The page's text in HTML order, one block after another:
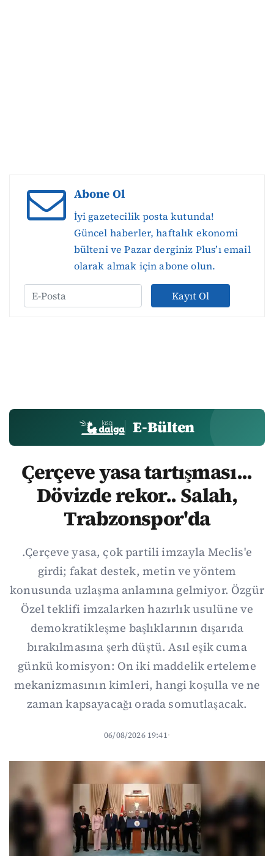
Abone Ol
İyi gazetecilik posta kutunda!
Güncel haberler, haftalık ekonomi
bülteni ve Pazar derginiz Plus’ı email
olarak almak için abone olun.
Kayıt Ol
E-Bülten
Çerçeve yasa tartışması...
Dövizde rekor.. Salah,
Trabzonspor'da
.Çerçeve yasa, çok partili imzayla Meclis'e
girdi; fakat destek, metin ve yöntem
konusunda uzlaşma anlamına gelmiyor. Özgür
Özel teklifi imzalarken hazırlık usulüne ve
demokratikleşme başlıklarının dışarıda
bırakılmasına şerh düştü. Asıl eşik cuma
günkü komisyon: On iki maddelik erteleme
mekanizmasının kimleri, hangi koşulla ve ne
zaman kapsayacağı orada somutlaşacak.
06/08/2026 19:41·